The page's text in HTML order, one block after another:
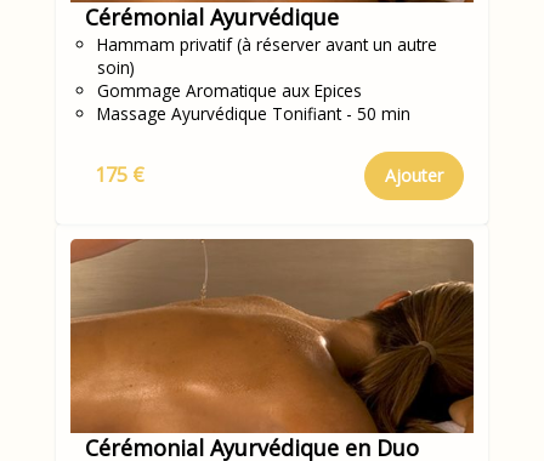
Cérémonial Ayurvédique
Hammam privatif (à réserver avant un autre
soin)
Gommage Aromatique aux Epices
Massage Ayurvédique Tonifiant - 50 min
175 € Ajouter
Cérémonial Ayurvédique en Duo